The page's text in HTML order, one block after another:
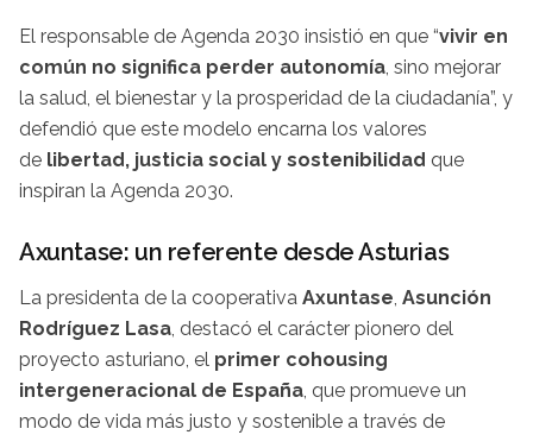
El responsable de Agenda 2030 insistió en que “vivir en
común no significa perder autonomía, sino mejorar
la salud, el bienestar y la prosperidad de la ciudadanía”, y
defendió que este modelo encarna los valores
de libertad, justicia social y sostenibilidad que
inspiran la Agenda 2030.
Axuntase: un referente desde Asturias
La presidenta de la cooperativa Axuntase, Asunción
Rodríguez Lasa, destacó el carácter pionero del
proyecto asturiano, el primer cohousing
intergeneracional de España, que promueve un
modo de vida más justo y sostenible a través de